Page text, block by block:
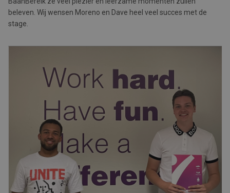
beleven. Wij wensen Moreno en Dave heel veel succes met de
stage.